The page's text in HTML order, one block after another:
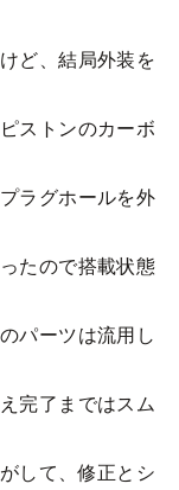
ど、結局外装を
ストンのカーボ
ラグホールを外
たので搭載状態
パーツは流用し
完了まではスム
して、修正とシ